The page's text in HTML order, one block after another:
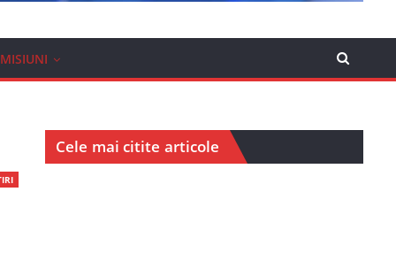
Cele mai citite articole